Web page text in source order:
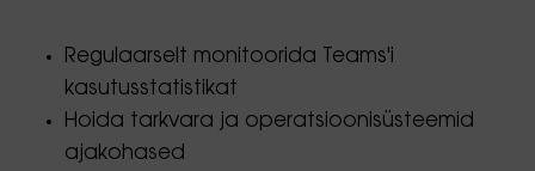
Regulaarselt monitoorida Teams'i
kasutusstatistikat
Hoida tarkvara ja operatsioonisüsteemid
ajakohased